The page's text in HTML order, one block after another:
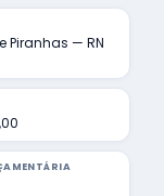
Piranhas — RN